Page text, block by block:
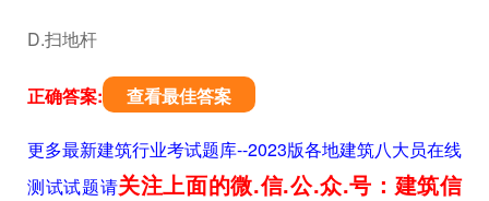
D.扫地杆
正确答案: 查看最佳答案
更多最新建筑行业考试题库--2023版各地建筑八大员在线
测试试题请关注上面的微.信.公.众.号：建筑信